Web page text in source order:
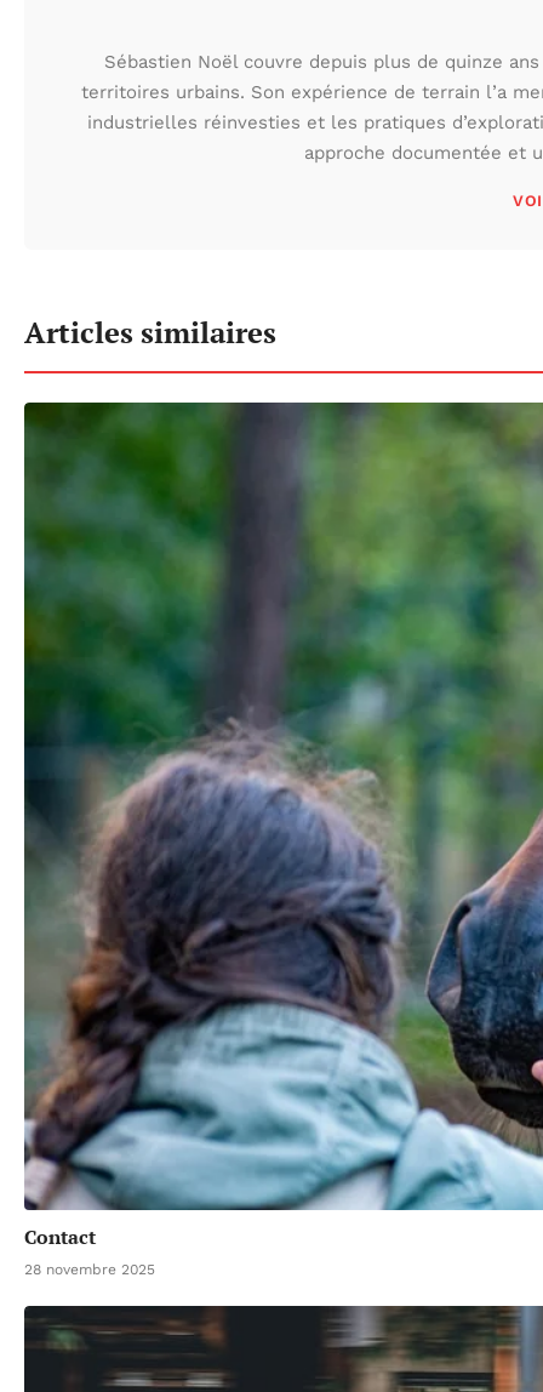
Sébastien Noël couvre depuis plus de quinze
territoires urbains. Son expérience de terrain l’a
industrielles réinvesties et les pratiques
approche documentée et
Articles similaires
Contact
28 novembre 2025